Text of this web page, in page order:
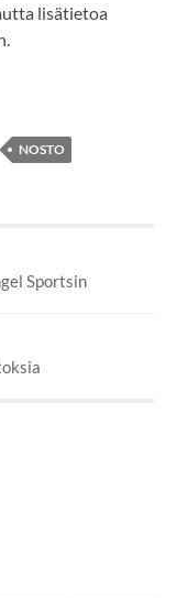
lisätietoa
NOSTO
Sportsin